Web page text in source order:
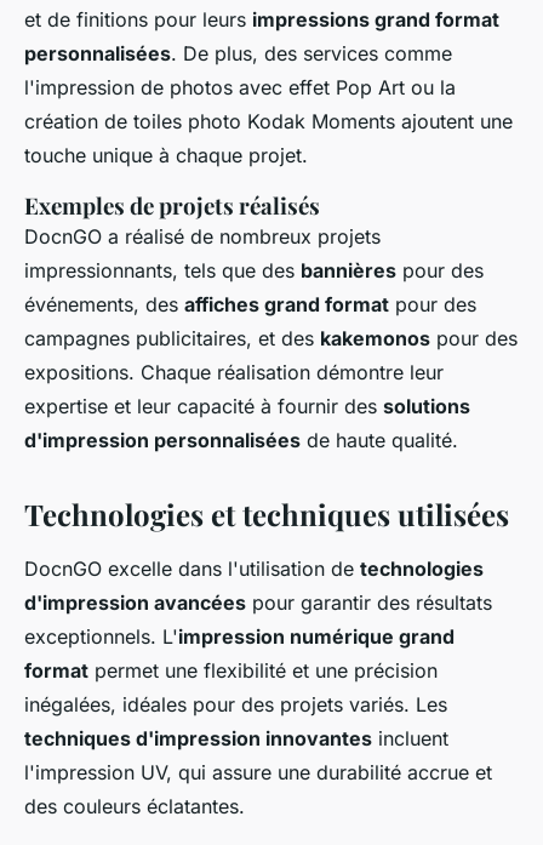
et de finitions pour leurs impressions grand format
personnalisées. De plus, des services comme
l'impression de photos avec effet Pop Art ou la
création de toiles photo Kodak Moments ajoutent une
touche unique à chaque projet.
Exemples de projets réalisés
DocnGO a réalisé de nombreux projets
impressionnants, tels que des bannières pour des
événements, des affiches grand format pour des
campagnes publicitaires, et des kakemonos pour des
expositions. Chaque réalisation démontre leur
expertise et leur capacité à fournir des solutions
d'impression personnalisées de haute qualité.
Technologies et techniques utilisées
DocnGO excelle dans l'utilisation de technologies
d'impression avancées pour garantir des résultats
exceptionnels. L'impression numérique grand
format permet une flexibilité et une précision
inégalées, idéales pour des projets variés. Les
techniques d'impression innovantes incluent
l'impression UV, qui assure une durabilité accrue et
des couleurs éclatantes.